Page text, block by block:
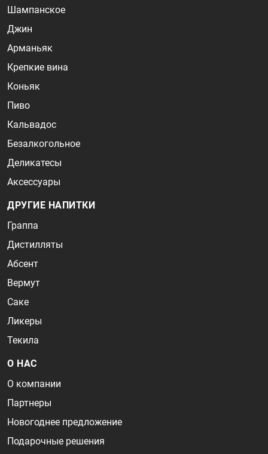
Шампанское
Джин
Арманьяк
Крепкие вина
Коньяк
Пиво
Кальвадос
Безалкогольное
Деликатесы
Аксессуары
ДРУГИЕ НАПИТКИ
Граппа
Дистилляты
Абсент
Вермут
Саке
Ликеры
Текила
О НАС
О компании
Партнеры
Новогоднее предложение
Подарочные решения